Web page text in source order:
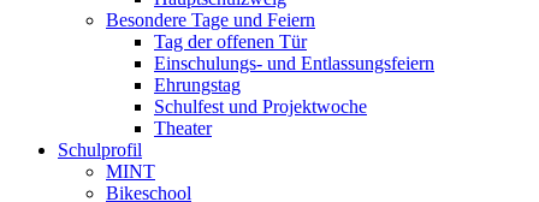
Besondere Tage und Feiern
Tag der offenen Tür
Einschulungs- und Entlassungsfeiern
Ehrungstag
Schulfest und Projektwoche
Theater
Schulprofil
MINT
Bikeschool